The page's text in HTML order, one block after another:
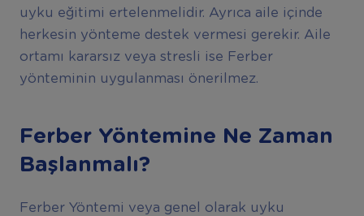
uyku eğitimi ertelenmelidir. Ayrıca aile içinde
herkesin yönteme destek vermesi gerekir. Aile
ortamı kararsız veya stresli ise Ferber
yönteminin uygulanması önerilmez.
Ferber Yöntemine Ne Zaman
Başlanmalı?
Ferber Yöntemi veya genel olarak uyku